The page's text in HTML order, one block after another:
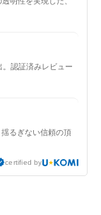
認証済みレビュー
るぎない信頼の頂
certified by